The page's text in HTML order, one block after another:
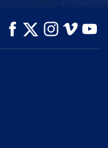
VERKEN DE SERIE